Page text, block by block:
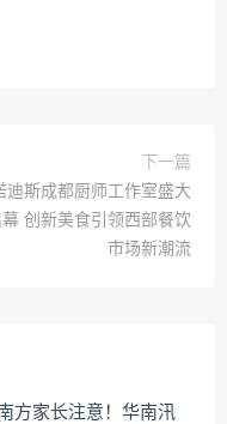
下一篇
迪斯成都厨师工作室盛大
幕 创新美食引领西部餐饮
市场新潮流